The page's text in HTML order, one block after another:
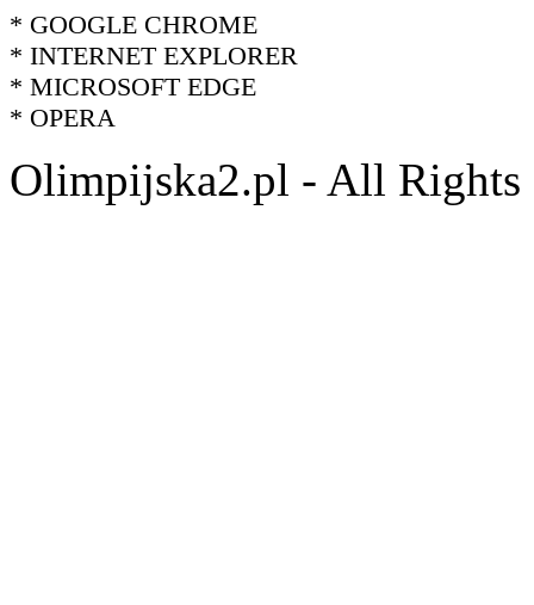
* GOOGLE CHROME
* INTERNET EXPLORER
* MICROSOFT EDGE
* OPERA
Olimpijska2.pl - All Rights